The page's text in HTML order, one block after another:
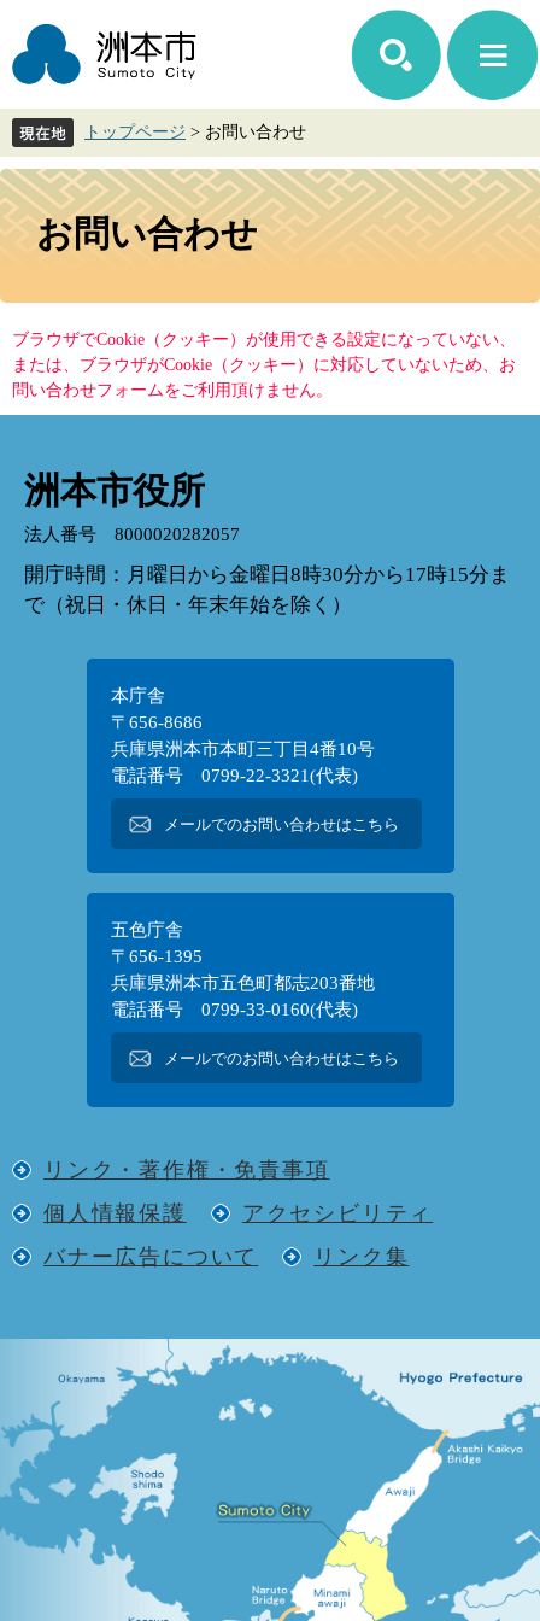
ジ
先
で
す。
ュ
を
ば
し
て
トップページ > お問い合わせ
本
文
お問い合わせ
ブラウザでCookie（クッキー）が使用できる設定になっていない、
または、ブラウザがCookie（クッキー）に対応していないため、お
問い合わせフォームをご利用頂けません。
洲本市役所
法人番号 8000020282057
開庁時間：月曜日から金曜日8時30分から17時15分ま
で（祝日・休日・年末年始を除く）
本庁舎
〒656-8686
兵庫県洲本市本町三丁目4番10号
電話番号 0799-22-3321(代表)
メールでのお問い合わせはこちら
五色庁舎
〒656-1395
兵庫県洲本市五色町都志203番地
電話番号 0799-33-0160(代表)
メールでのお問い合わせはこちら
リンク・著作権・免責事項
個人情報保護
アクセシビリティ
バナー広告について
リンク集